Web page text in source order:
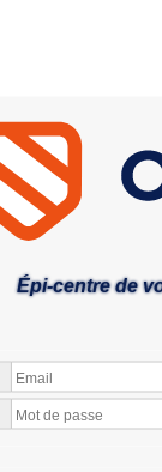
Épi-centre de